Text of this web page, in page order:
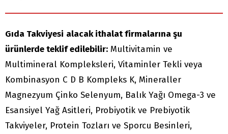
Gıda Takviyesi alacak ithalat firmalarına şu
ürünlerde teklif edilebilir: Multivitamin ve
Multimineral Kompleksleri, Vitaminler Tekli veya
Kombinasyon C D B Kompleks K, Mineraller
Magnezyum Çinko Selenyum, Balık Yağı Omega-3 ve
Esansiyel Yağ Asitleri, Probiyotik ve Prebiyotik
Takviyeler, Protein Tozları ve Sporcu Besinleri,